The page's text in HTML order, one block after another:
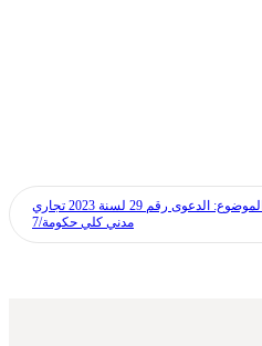
الموضوع: الدعوى رقم 29 لسنة 2023 تجاري
مدني كلي حكومة/7